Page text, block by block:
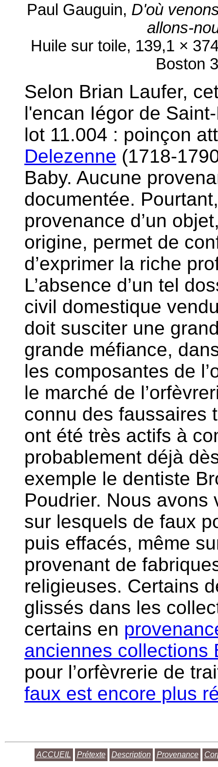
Paul Gauguin, D'où
allons-
Huile sur toile, 139,1 ×
Boston
Selon Brian Laufer,
l'encan Iégor de
lot 11.004 : poinçon
Delezenne (1718-
Baby. Aucune
documentée.
provenance d’un
origine, permet de
d’exprimer la riche
L’absence d’un tel
civil domestique
doit susciter une
grande méfiance,
les composantes de
le marché de
connu des faussaires
ont été très actifs à
probablement déjà
exemple le dentiste
Poudrier. Nous
sur lesquels de faux
puis effacés, même
provenant de
religieuses. Certains
glissés dans les
certains en
anciennes collections
pour l’orfèvrerie de
faux est encore plus
ACCUEIL Prétexte Description Provenance